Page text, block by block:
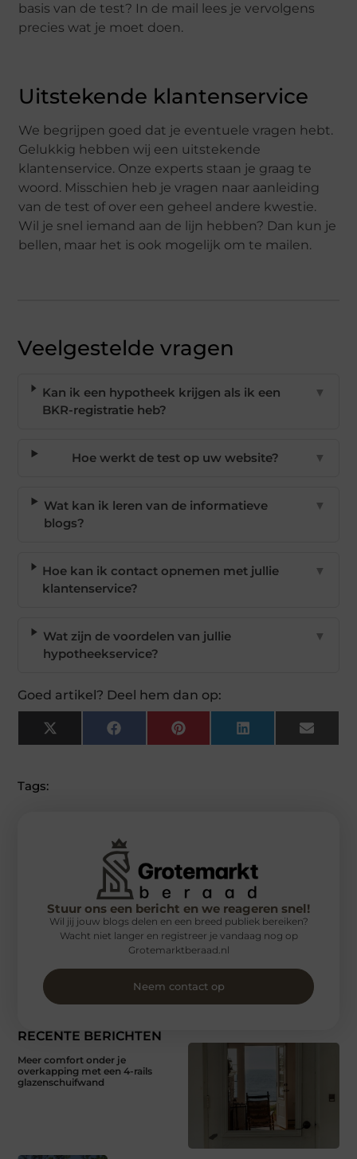
basis van de test? In de mail lees je vervolgens
precies wat je moet doen.
Uitstekende klantenservice
We begrijpen goed dat je eventuele vragen hebt.
Gelukkig hebben wij een uitstekende
klantenservice. Onze experts staan je graag te
woord. Misschien heb je vragen naar aanleiding
van de test of over een geheel andere kwestie.
Wil je snel iemand aan de lijn hebben? Dan kun je
bellen, maar het is ook mogelijk om te mailen.
Veelgestelde vragen
Kan ik een hypotheek krijgen als ik een
BKR-registratie heb?
▼
Hoe werkt de test op uw website? ▼
Wat kan ik leren van de informatieve
blogs?
▼
Hoe kan ik contact opnemen met jullie
klantenservice?
▼
Wat zijn de voordelen van jullie
hypotheekservice?
▼
Goed artikel? Deel hem dan op:
X
(Twitter)
FacebookPinterest LinkedIn Email
Tags:
RECENTE BERICHTEN
Meer comfort onder je
overkapping met een 4-rails
glazenschuifwand
Stuur ons een bericht en we reageren snel!
Wil jij jouw blogs delen en een breed publiek bereiken?
Wacht niet langer en registreer je vandaag nog op
Grotemarktberaad.nl
Neem contact op